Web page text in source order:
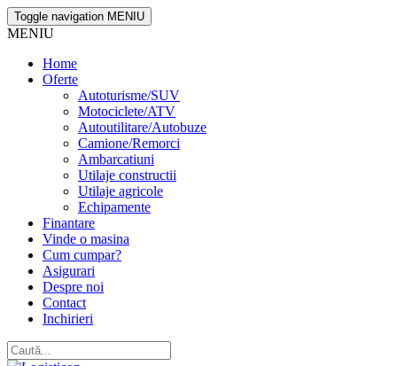
Toggle navigation MENIU
MENIU
Home
Oferte
Autoturisme/SUV
Motociclete/ATV
Autoutilitare/Autobuze
Camione/Remorci
Ambarcatiuni
Utilaje constructii
Utilaje agricole
Echipamente
Finantare
Vinde o masina
Cum cumpar?
Asigurari
Despre noi
Contact
Inchirieri